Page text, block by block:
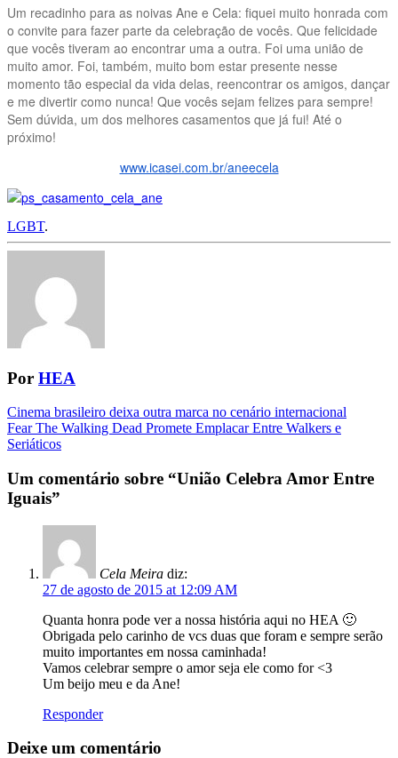
Um recadinho para as noivas Ane e Cela: fiquei muito honrada com
o convite para fazer parte da celebração de vocês. Que felicidade
que vocês tiveram ao encontrar uma a outra. Foi uma união de
muito amor. Foi, também, muito bom estar presente nesse
momento tão especial da vida delas, reencontrar os amigos, dançar
e me divertir como nunca! Que vocês sejam felizes para sempre!
Sem dúvida, um dos melhores casamentos que já fui! Até o
próximo!
www.icasei.com.br/aneecela
LGBT.
Por HEA
Navegação
da
Cinema brasileiro deixa outra marca no cenário internacional
Fear The Walking Dead Promete Emplacar Entre Walkers e
Seriáticos
Um comentário sobre “União Celebra Amor Entre
Iguais”
Cela Meira diz:
27 de agosto de 2015 at 12:09 AM
Quanta honra pode ver a nossa história aqui no HEA 🙂
Obrigada pelo carinho de vcs duas que foram e sempre serão
muito importantes em nossa caminhada!
Vamos celebrar sempre o amor seja ele como for <3
Um beijo meu e da Ane!
Responder
Deixe um comentário